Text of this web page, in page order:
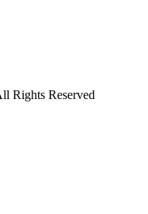
Rights Reserved